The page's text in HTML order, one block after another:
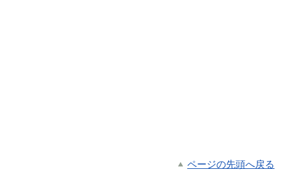
ページの先頭へ戻る